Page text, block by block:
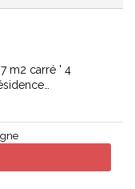
m2 carré ' 4